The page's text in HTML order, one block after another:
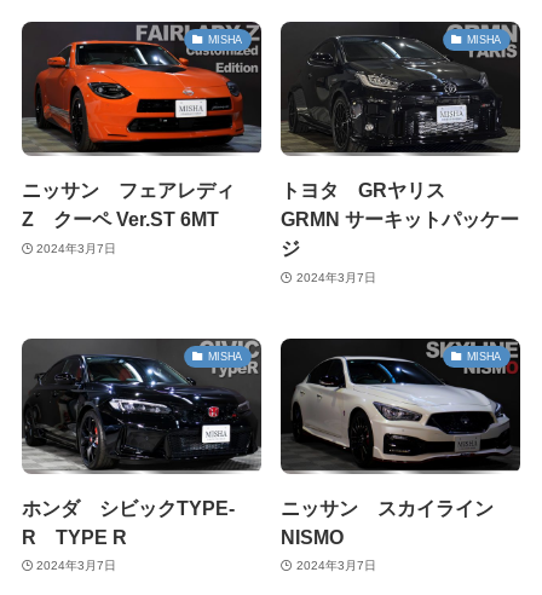
MISHA
ニッサン フェアレディ
Z クーペ Ver.ST 6MT
2024年3月7日
MISHA
トヨタ GRヤリス
GRMN サーキットパッケー
ジ
2024年3月7日
MISHA
ホンダ シビックTYPE-
R TYPE R
2024年3月7日
MISHA
ニッサン スカイライン
NISMO
2024年3月7日